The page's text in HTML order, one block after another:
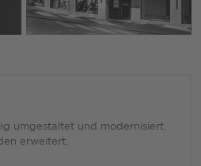
umgestaltet und modernisiert.
erweitert.